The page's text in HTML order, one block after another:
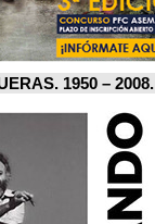
1950 – 2008.